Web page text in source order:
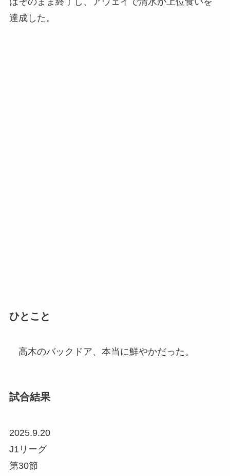
達成した。
ひとこと
高木のバックドア、本当に鮮やかだった。
試合結果
2025.9.20
J1リーグ
第30節